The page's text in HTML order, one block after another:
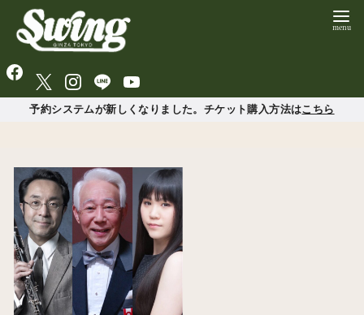
予約システムが新しくなりました。チケット購入方法はこちら